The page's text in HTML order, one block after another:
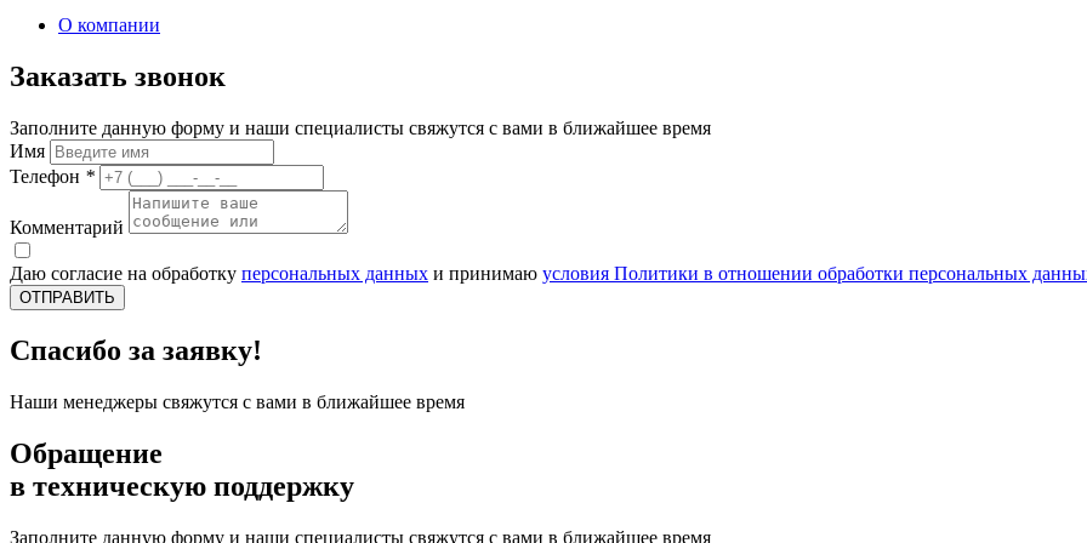
О компании
Заказать звонок
Заполните данную форму и наши специалисты свяжутся с вами в ближайшее время
Имя
Телефон *
Комментарий
Даю согласие на обработку персональных данных и принимаю условия Политики в отношении обработки персональных
ОТПРАВИТЬ
Спасибо за заявку!
Наши менеджеры свяжутся с вами в ближайшее время
Обращение
в техническую поддержку
Заполните данную форму и наши специалисты свяжутся с вами в ближайшее время